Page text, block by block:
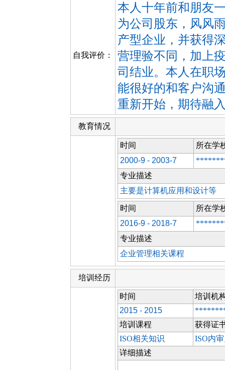
自我评价：
本人十年前和朋友
为公司股东，风风
产型企业，并获得
营理验不同，加上
司结业。本人在职
能很好的和客户沟
重新开始，期待融
教育情况
时间
所在学
2000-9 - 2003-7
专业描述
主要是计算机应用和设计等
时间
所在学
2016-9 - 2018-7
专业描述
企业管理相关课程
培训经历
时间
培训机
2015 - 2015
培训课程
获得证
ISO相关知识
ISO内
详细描述